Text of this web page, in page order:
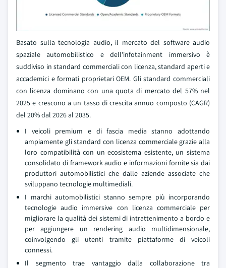
Basato sulla tecnologia audio, il mercato del software audio
spaziale automobilistico e dell'infotainment immersivo è
suddiviso in standard commerciali con licenza, standard aperti e
accademici e formati proprietari OEM. Gli standard commerciali
con licenza dominano con una quota di mercato del 57% nel
2025 e crescono a un tasso di crescita annuo composto (CAGR)
del 20% dal 2026 al 2035.
I veicoli premium e di fascia media stanno adottando
ampiamente gli standard con licenza commerciale grazie alla
loro compatibilità con un ecosistema esistente, un sistema
consolidato di framework audio e informazioni fornite sia dai
produttori automobilistici che dalle aziende associate che
sviluppano tecnologie multimediali.
I marchi automobilistici stanno sempre più incorporando
tecnologie audio immersive con licenza commerciale per
migliorare la qualità dei sistemi di intrattenimento a bordo e
per aggiungere un rendering audio multidimensionale,
coinvolgendo gli utenti tramite piattaforme di veicoli
connessi.
Il segmento trae vantaggio dalla collaborazione tra